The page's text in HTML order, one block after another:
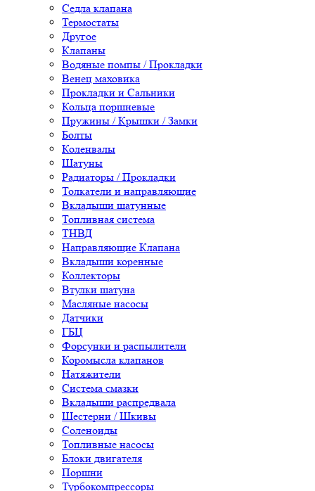
Седла клапана
Термостаты
Другое
Клапаны
Водяные помпы / Прокладки
Венец маховика
Прокладки и Сальники
Кольца поршневые
Пружины / Крышки / Замки
Болты
Коленвалы
Шатуны
Радиаторы / Прокладки
Толкатели и направляющие
Вкладыши шатунные
Топливная система
ТНВД
Направляющие Клапана
Вкладыши коренные
Коллекторы
Втулки шатуна
Масляные насосы
Датчики
ГБЦ
Форсунки и распылители
Коромысла клапанов
Натяжители
Система смазки
Вкладыши распредвала
Шестерни / Шкивы
Соленоиды
Топливные насосы
Блоки двигателя
Поршни
Турбокомпрессоры